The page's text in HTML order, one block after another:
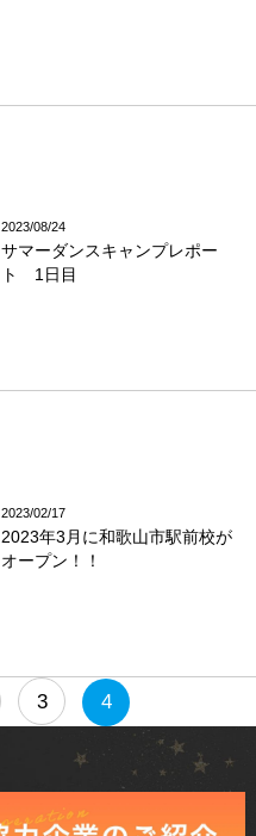
2023/08/24
サマーダンスキャンプレポー
ト 1日目
2023/02/17
2023年3月に和歌山市駅前校が
オープン！！
3 4